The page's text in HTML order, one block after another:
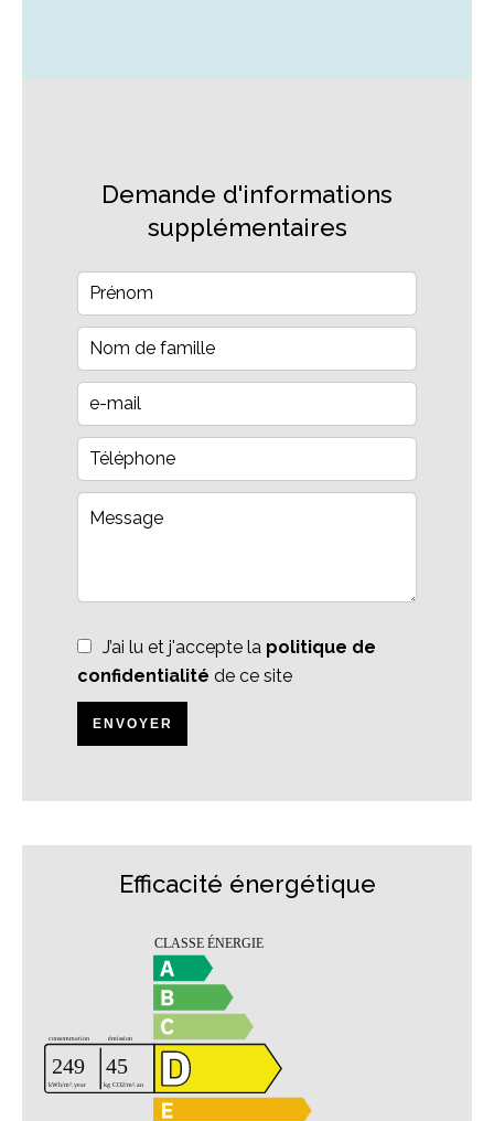
Demande d'informations
supplémentaires
J’ai lu et j'accepte la politique de
confidentialité de ce site
ENVOYER
Efficacité énergétique